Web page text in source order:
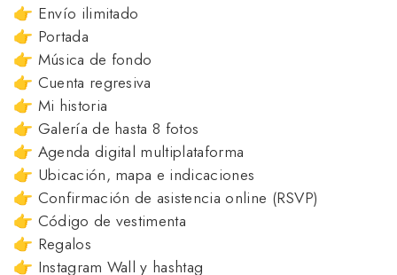
👉 Envío ilimitado
👉 Portada
👉 Música de fondo
👉 Cuenta regresiva
👉 Mi historia
👉 Galería de hasta 8 fotos
👉 Agenda digital multiplataforma
👉 Ubicación, mapa e indicaciones
👉 Confirmación de asistencia online (RSVP)
👉 Código de vestimenta
👉 Regalos
👉 Instagram Wall y hashtag